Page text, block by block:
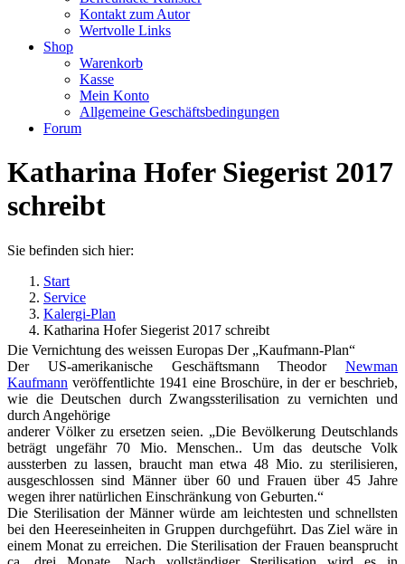
Kontakt zum Autor
Wertvolle Links
Shop
Warenkorb
Kasse
Mein Konto
Allgemeine Geschäftsbedingungen
Forum
Katharina Hofer Siegerist 2017
schreibt
Sie befinden sich hier:
Start
Service
Kalergi-Plan
Katharina Hofer Siegerist 2017 schreibt
Die Vernichtung des weissen Europas Der „Kaufmann-Plan“
Der US-amerikanische Geschäftsmann Theodor Newman
Kaufmann veröffentlichte 1941 eine Broschüre, in der er beschrieb,
wie die Deutschen durch Zwangssterilisation zu vernichten und
durch Angehörige
anderer Völker zu ersetzen seien. „Die Bevölkerung Deutschlands
beträgt ungefähr 70 Mio. Menschen.. Um das deutsche Volk
aussterben zu lassen, braucht man etwa 48 Mio. zu sterilisieren,
ausgeschlossen sind Männer über 60 und Frauen über 45 Jahre
wegen ihrer natürlichen Einschränkung von Geburten.“
Die Sterilisation der Männer würde am leichtesten und schnellsten
bei den Heereseinheiten in Gruppen durchgeführt. Das Ziel wäre in
einem Monat zu erreichen. Die Sterilisation der Frauen beansprucht